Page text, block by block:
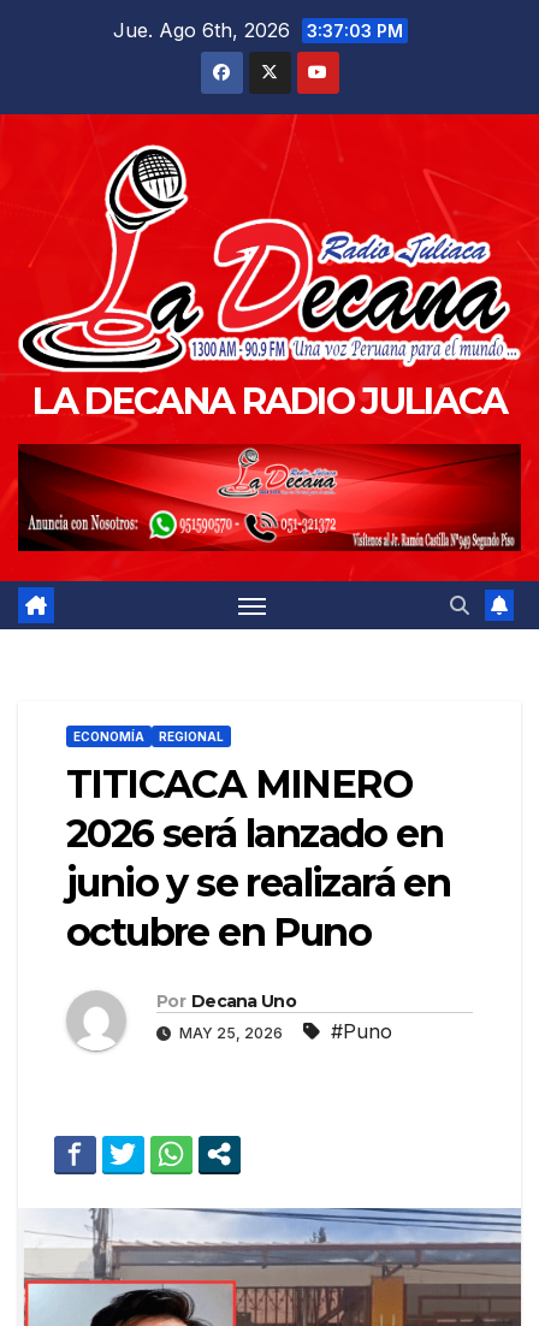
Jue. Ago 6th, 2026 3:37:05 PM
LA DECANA RADIO JULIACA
ECONOMÍA REGIONAL
TITICACA MINERO
2026 será lanzado en
junio y se realizará en
octubre en Puno
Por Decana Uno
MAY 25, 2026 #Puno